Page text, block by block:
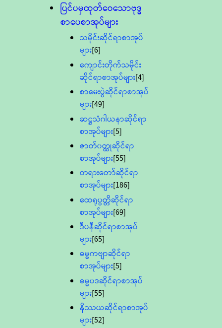
ပြင်ပမှထုတ်ဝေသောဗုဒ္ဓ
စာပေစာအုပ်များ
သမိုင်းဆိုင်ရာစာအုပ်
များ[6]
ကျောင်းတိုက်သမိုင်း
ဆိုင်ရာစာအုပ်များ[4]
စာမေးပွဲဆိုင်ရာစာအုပ်
များ[49]
ဆဋ္ဌသံဂါယနာဆိုင်ရာ
စာအုပ်များ[5]
ဇာတ်၀တ္ထုဆိုင်ရာ
စာအုပ်များ[55]
တရားတော်ဆိုင်ရာ
စာအုပ်များ[186]
ထေရုပ္ပတ္တိဆိုင်ရာ
စာအုပ်များ[69]
ဒီပနီဆိုင်ရာစာအုပ်
များ[65]
ဓမ္မကဗျာဆိုင်ရာ
စာအုပ်များ[5]
ဓမ္မပဒဆိုင်ရာစာအုပ်
များ[55]
နိဿယဆိုင်ရာစာအုပ်
များ[52]